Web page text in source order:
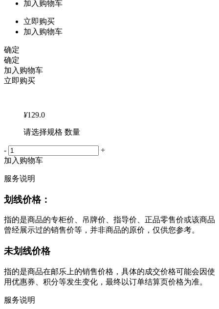
加入购物车
立即购买
加入购物车
确定
确定
加入购物车
立即购买
¥129.0
请选择规格 数量
-
+
加入购物车
服务说明
划线价格：
指的是商品的专柜价、吊牌价、指导价、正品零售价或该商品
曾经展示过的销售价等，并非商品的原价，仅供您参考。
未划线价格
指的是商品在邮乐上的销售价格，具体的成交价格可能会因使
用优惠券、积分等发生变化，最终以订单结算页价格为准。
服务说明